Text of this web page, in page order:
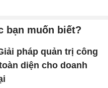
bạn muốn biết?
pháp quản trị công
diện cho doanh